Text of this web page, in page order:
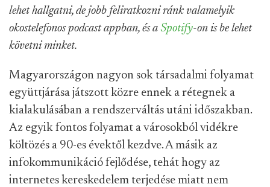
lehet hallgatni, de jobb feliratkozni ránk valamelyik
okostelefonos podcast appban, és a Spotify-on is be lehet
követni minket.
Magyarországon nagyon sok társadalmi folyamat
együttjárása játszott közre ennek a rétegnek a
kialakulásában a rendszerváltás utáni időszakban.
Az egyik fontos folyamat a városokból vidékre
költözés a 90-es évektől kezdve. A másik az
infokommunikáció fejlődése, tehát hogy az
internetes kereskedelem terjedése miatt nem